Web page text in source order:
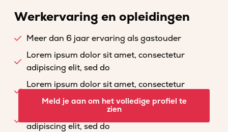
Werkervaring en opleidingen
Meer dan 6 jaar ervaring als gastouder
Lorem ipsum dolor sit amet, consectetur
adipiscing elit, sed do
Lorem ipsum dolor sit amet, consectetur
adipiscing elit, sed do
Lorem ipsum dolor sit amet, consectetur
adipiscing elit, sed do
Meld je aan om het volledige profiel te
zien